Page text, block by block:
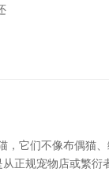
，它们不像布偶猫
正规宠物店或繁